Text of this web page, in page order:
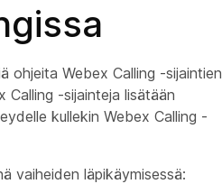
ohjeita Webex Calling -sijaintien
Calling -sijainteja lisätään
kullekin Webex Calling -
vaiheiden läpikäymisessä: